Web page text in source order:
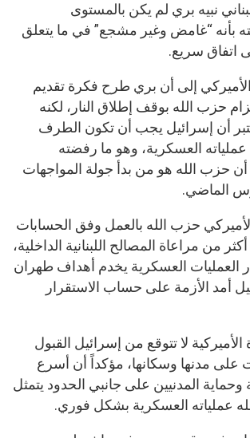
نبيه بري لم يكن بالمستوى
بأنه “غامض وغير مشجع” في ما يتعلق
اتفاق سريع.
إلى أن بري طرح فكرة تقديم
حزب الله بوقف إطلاق النار، لكنه
أن إسرائيل يجب أن تكون الطرف
العسكرية، وهو ما رفضته
حزب الله هو من بدأ جولة المواجهات
الماضي.
حزب الله بالعمل وفق الحسابات
أكثر من مراعاة المصالح اللبنانية الداخلية،
العمليات العسكرية يخدم أهداف طهران
أمد الأزمة على حساب الاستقرار
لا تتوقع من إسرائيل القبول
على مدنها وسكانها، مؤكداً أن أسرع
وحماية المدنيين على جانبي الحدود يتمثل
عملياته العسكرية بشكل فوري.